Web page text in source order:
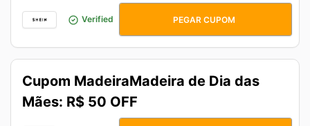
Verified PEGAR CUPOM
Cupom MadeiraMadeira de Dia das
Mães: R$ 50 OFF